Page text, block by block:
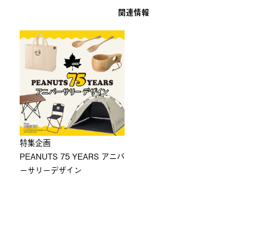
関連情報
特集企画
PEANUTS 75 YEARS アニバ
ーサリーデザイン